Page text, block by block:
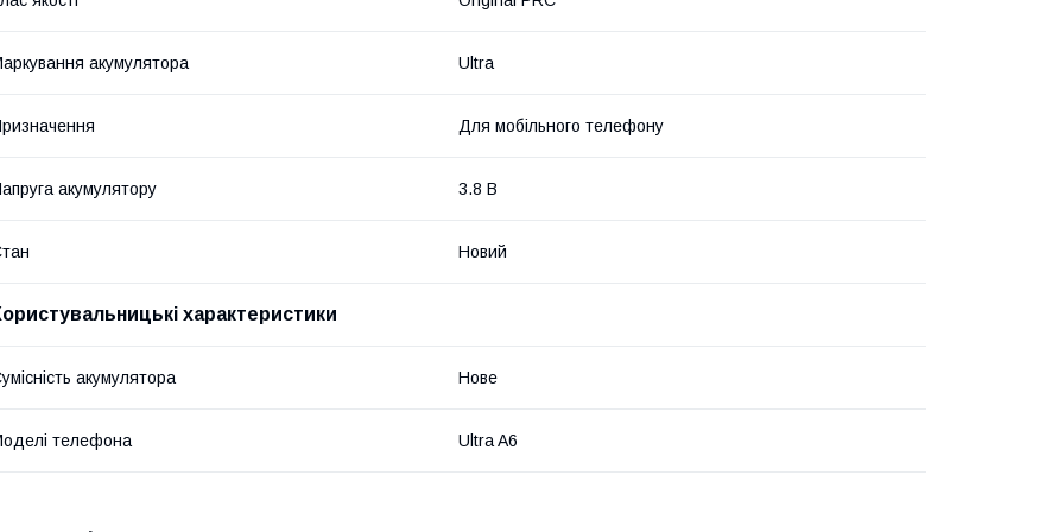
акумулятора Ultra
Для мобільного телефону
акумулятору 3.8 В
Новий
характеристики
акумулятора Нове
телефона Ultra A6